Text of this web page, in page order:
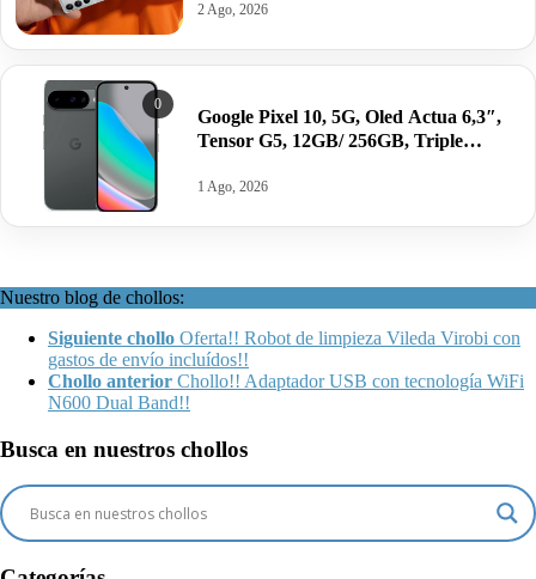
2 Ago, 2026
0
Google Pixel 10, 5G, Oled Actua 6,3″,
Tensor G5, 12GB/ 256GB, Triple
por 599€.
1 Ago, 2026
Nuestro blog de chollos:
Siguiente chollo Oferta!! Robot de limpieza Vileda Virobi con
gastos de envío incluídos!!
Chollo anterior Chollo!! Adaptador USB con tecnología WiFi
N600 Dual Band!!
Busca en nuestros chollos